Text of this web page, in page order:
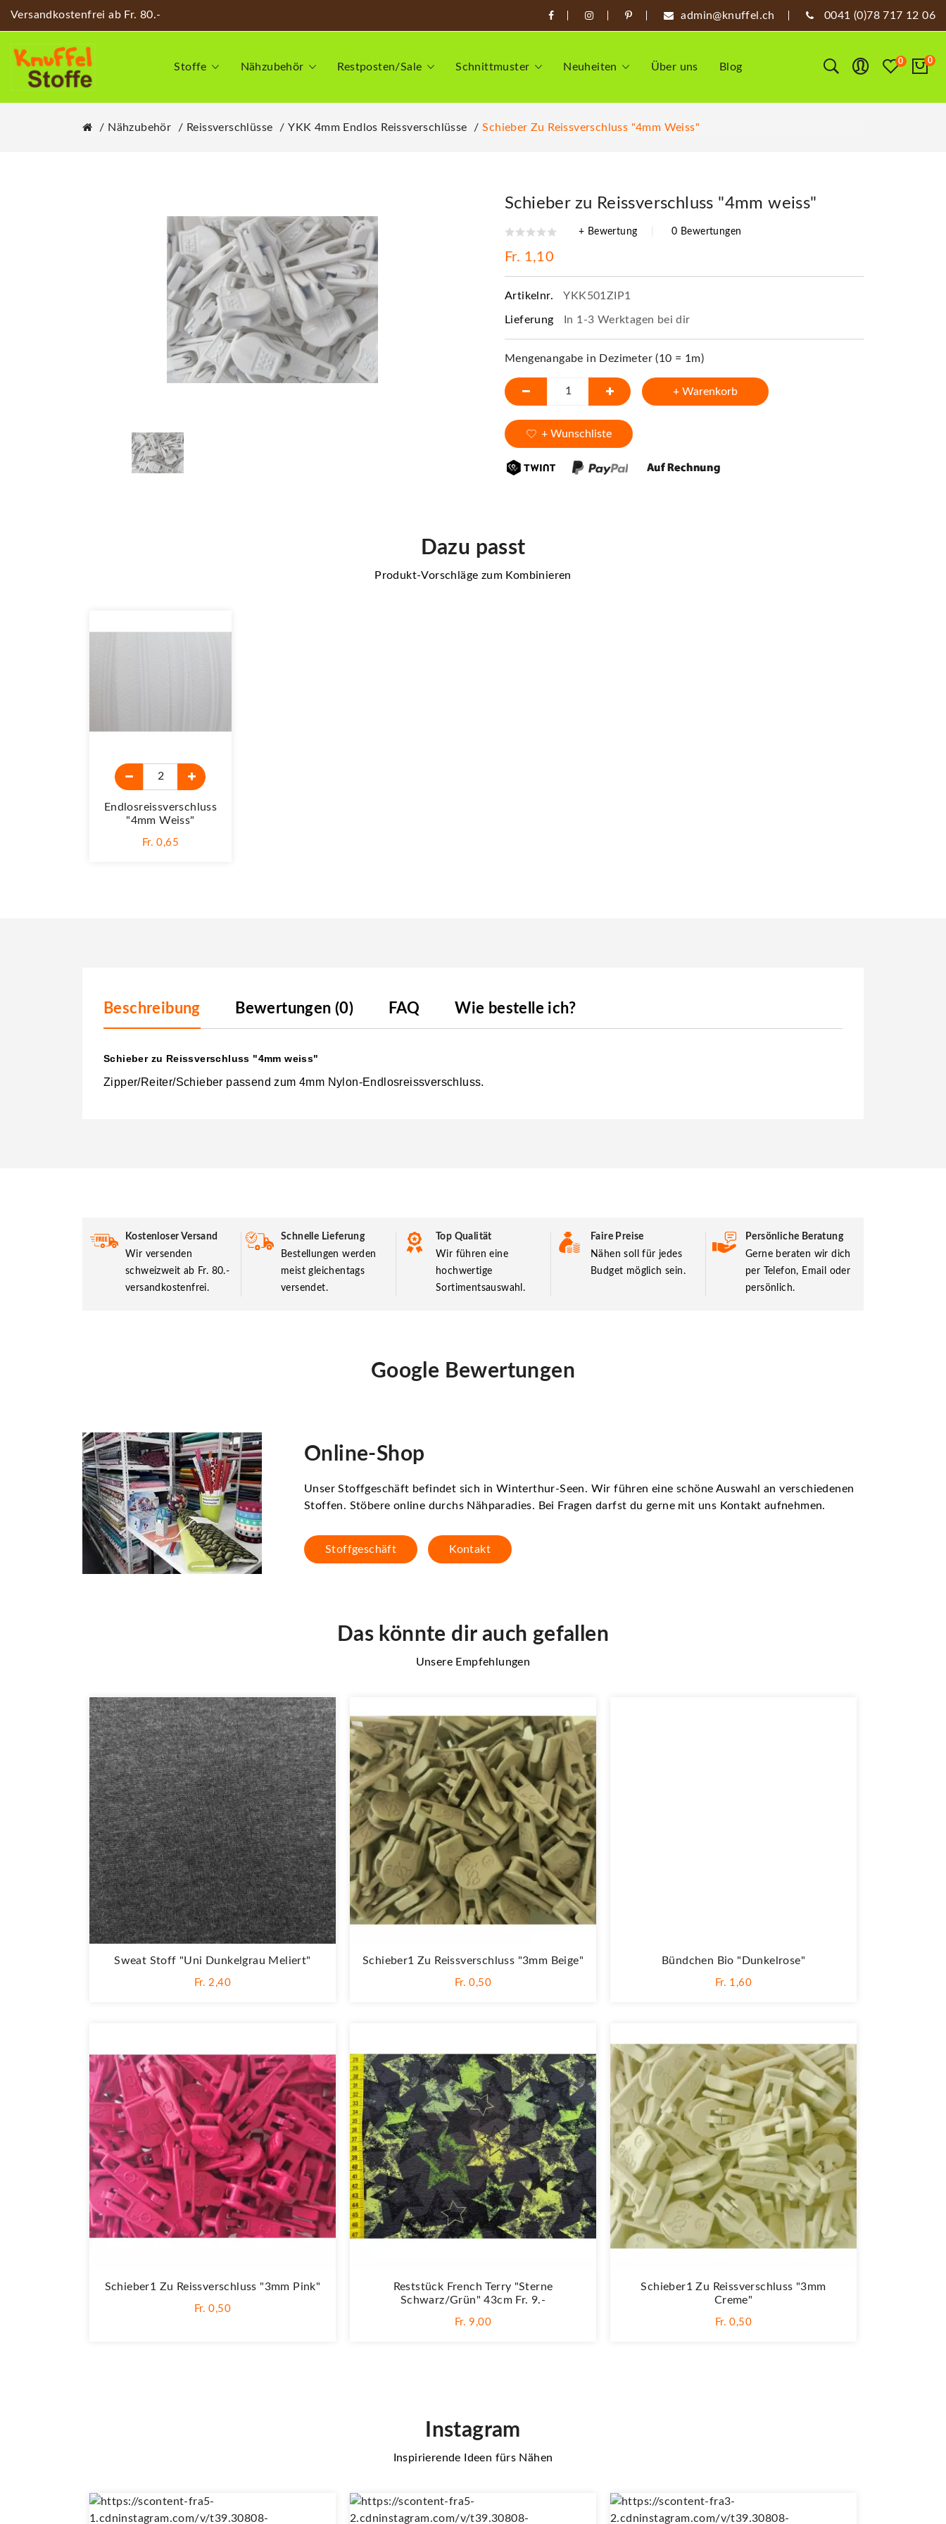
Versandkostenfrei ab Fr. 80.- admin@knuffel.ch 0041 (0)78 717 12 06
Stoffe Nähzubehör Restposten/Sale Schnittmuster Neuheiten Über uns Blog 0 0
Nähzubehör Reissverschlüsse YKK 4mm Endlos Reissverschlüsse Schieber Zu Reissverschluss "4mm Weiss"
Schieber zu Reissverschluss "4mm weiss"
+ Bewertung 0 Bewertungen
Fr. 1,10
Artikelnr. YKK501ZIP1
Lieferung In 1-3 Werktagen bei dir
Mengenangabe in Dezimeter (10 = 1m)
+ Warenkorb
+ Wunschliste
Dazu passt
Produkt-Vorschläge zum Kombinieren
Endlosreissverschluss
"4mm Weiss"
Fr. 0,65
Beschreibung Bewertungen (0) FAQ Wie bestelle ich?
Schieber zu Reissverschluss "4mm weiss"
Zipper/Reiter/Schieber passend zum 4mm Nylon-Endlosreissverschluss.
Kostenloser Versand
Wir versenden
schweizweit ab Fr. 80.-
versandkostenfrei.
Schnelle Lieferung
Bestellungen werden
meist gleichentags
versendet.
Top Qualität
Wir führen eine
hochwertige
Sortimentsauswahl.
Faire Preise
Nähen soll für jedes
Budget möglich sein.
Persönliche Beratung
Gerne beraten wir dich
per Telefon, Email oder
persönlich.
Google Bewertungen
Online-Shop
Unser Stoffgeschäft befindet sich in Winterthur-Seen. Wir führen eine schöne Auswahl an verschiedenen
Stoffen. Stöbere online durchs Nähparadies. Bei Fragen darfst du gerne mit uns Kontakt aufnehmen.
Stoffgeschäft Kontakt
Das könnte dir auch gefallen
Unsere Empfehlungen
Sweat Stoff "Uni Dunkelgrau Meliert"
Fr. 2,40
Schieber1 Zu Reissverschluss "3mm Pink"
Fr. 0,50
Schieber1 Zu Reissverschluss "3mm Beige"
Fr. 0,50
Reststück French Terry "Sterne
Schwarz/grün" 43cm Fr. 9.-
Fr. 9,00
Bündchen Bio "Dunkelrose"
Fr. 1,60
Schieber1 Zu Reissverschluss "3mm
Creme"
Fr. 0,50
Instagram
Inspirierende Ideen fürs Nähen